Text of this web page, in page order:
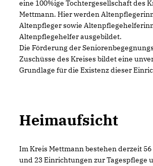
eine 100%ige Tochtergesellschaft des
Mettmann. Hier werden
Altenpfleger sowie
Altenpflegehelfer ausgebildet.
Die Förderung der
Zuschüsse des Kreises bildet eine
Grundlage für die Existenz dieser
Heimaufsicht
Im Kreis Mettmann bestehen derzeit
und 23 Einrichtungen zur Tagespflege